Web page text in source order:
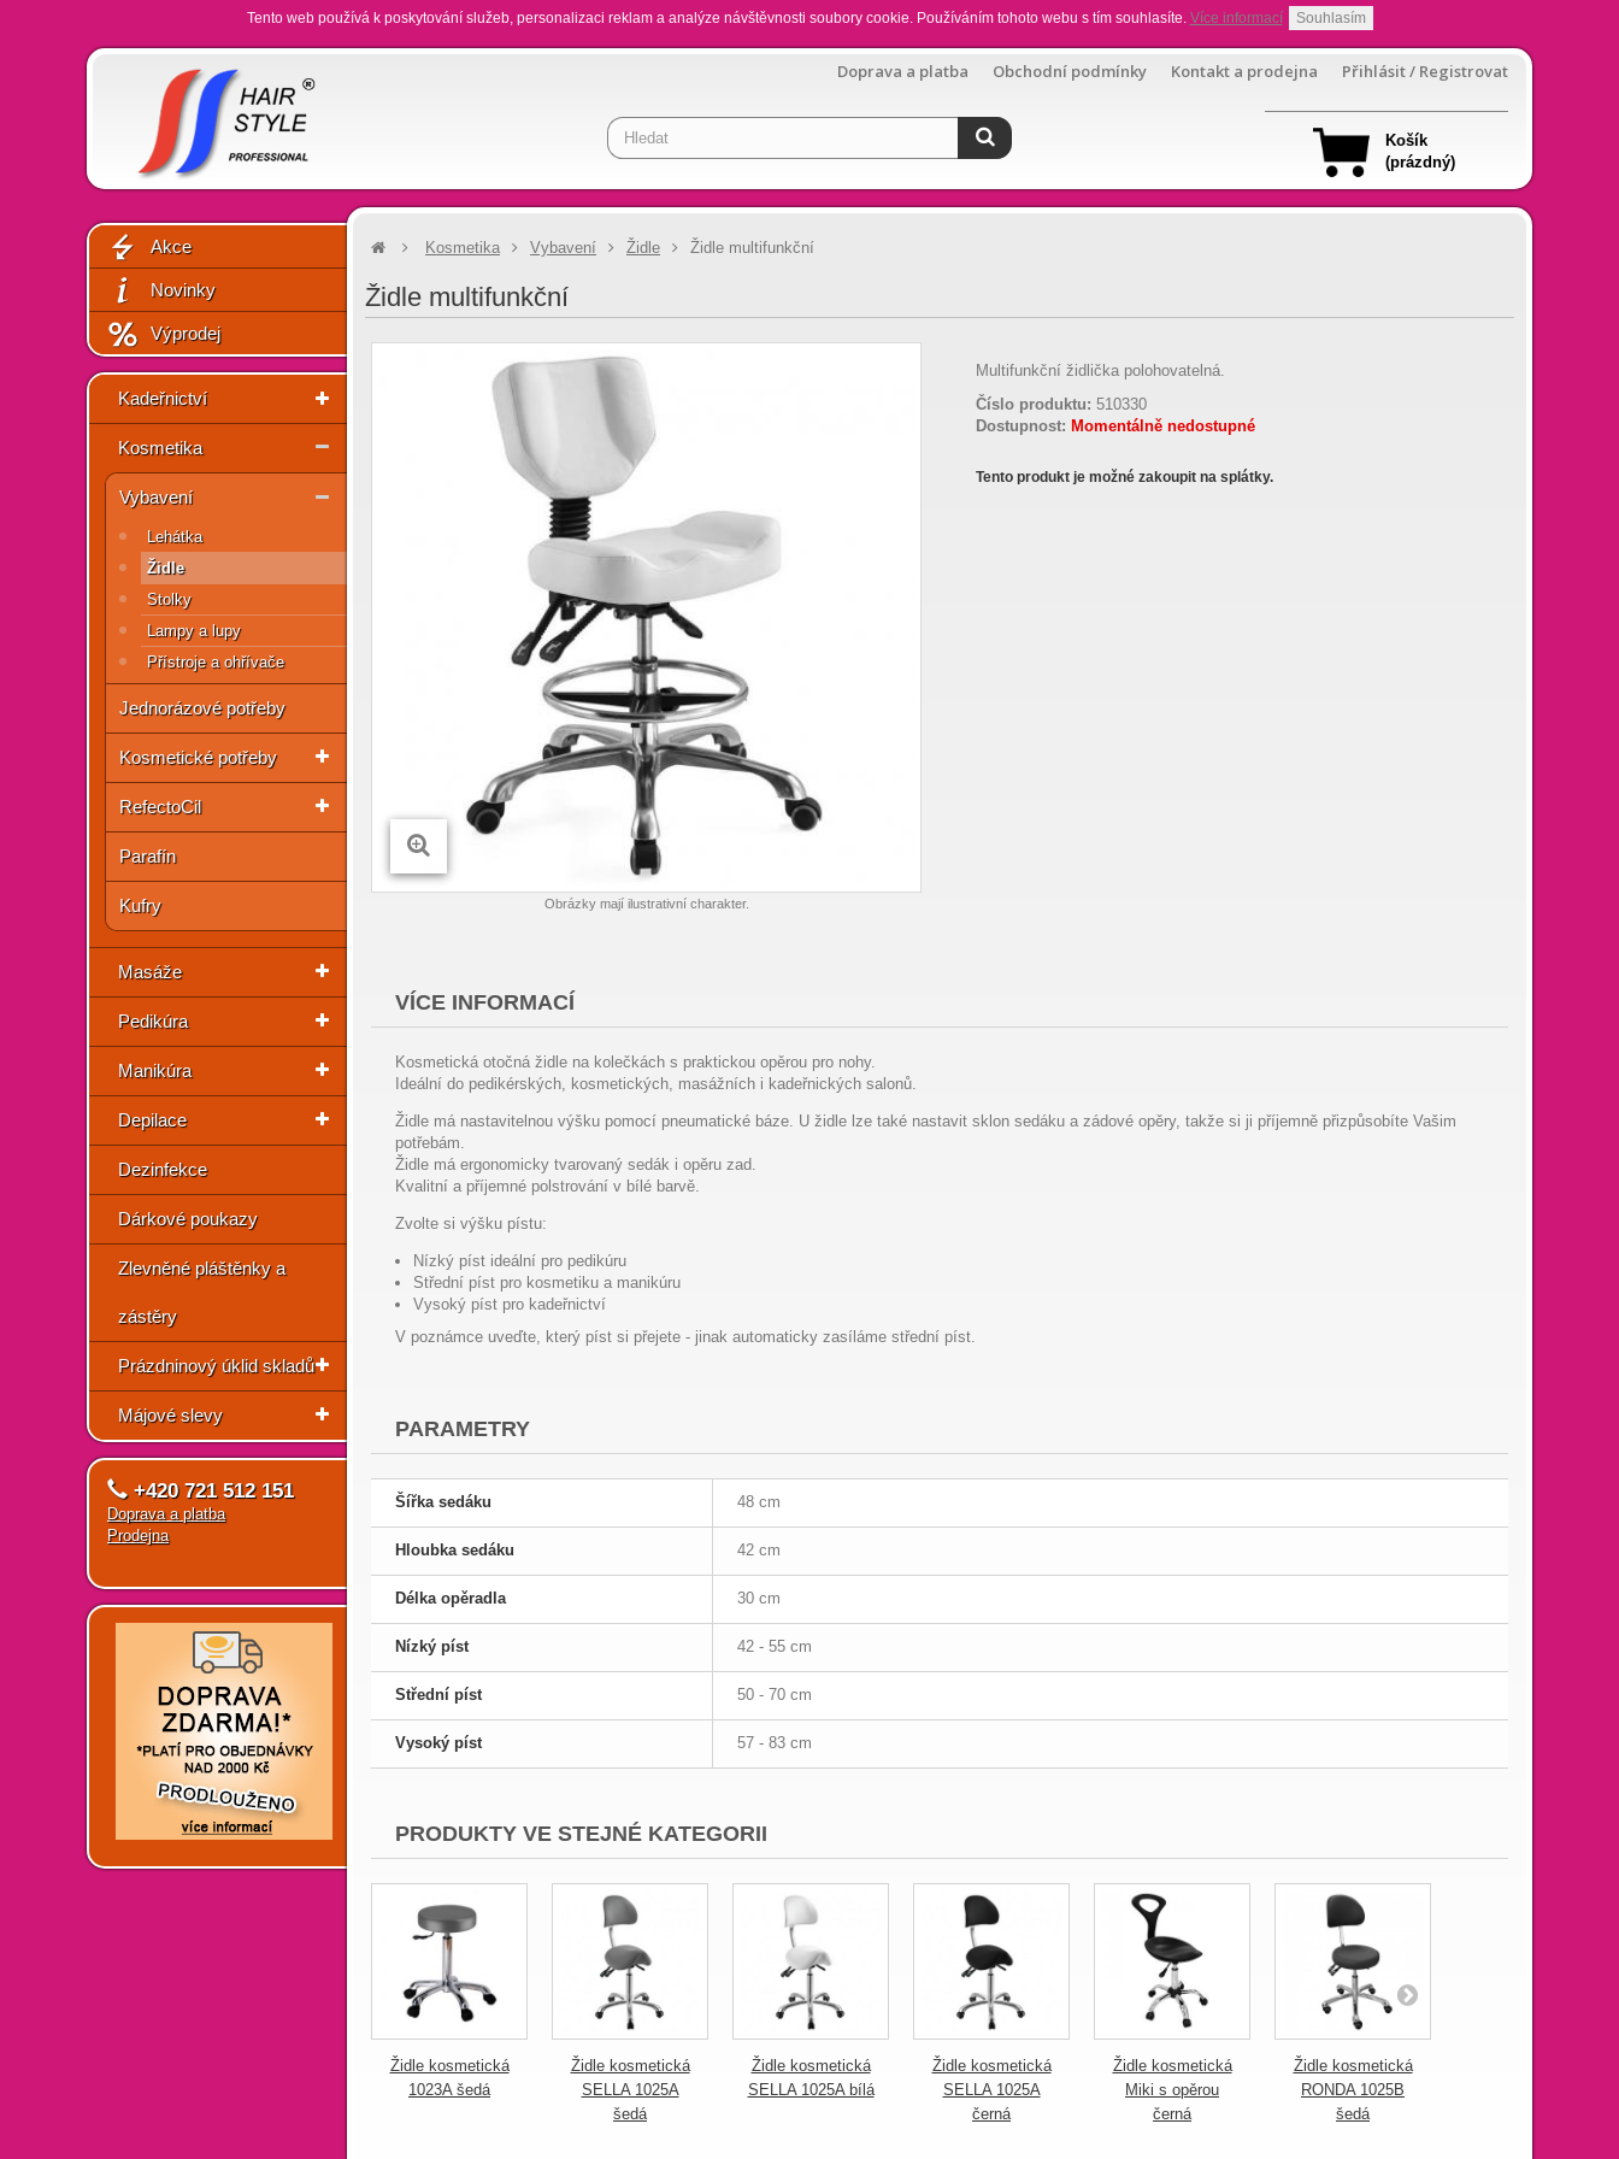
Tento web používá k poskytování služeb, personalizaci reklam a analýze návštěvnosti soubory cookie. Používáním tohoto webu s tím souhlasíte. Více informací Souhlasím
Doprava a platba Obchodní podmínky Kontakt a prodejna Přihlásit / Registrovat
Košík
(prázdný)
Akce
Novinky
Výprodej
Kadeřnictví
Kosmetika
Vybavení
Lehátka
Židle
Stolky
Lampy a lupy
Přístroje a ohřívače
Jednorázové potřeby
Kosmetické potřeby
RefectoCil
Parafín
Kufry
Masáže
Pedikúra
Manikúra
Depilace
Dezinfekce
Dárkové poukazy
Zlevněné pláštěnky a
zástěry
Prázdninový úklid skladů
Májové slevy
+420 721 512 151
Doprava a platba
Prodejna
Kosmetika Vybavení Židle Židle multifunkční
Židle multifunkční
Obrázky mají ilustrativní charakter.
Multifunkční židlička polohovatelná.
Číslo produktu: 510330
Dostupnost: Momentálně nedostupné
Tento produkt je možné zakoupit na splátky.
VÍCE INFORMACÍ
Kosmetická otočná židle na kolečkách s praktickou opěrou pro nohy.
Ideální do pedikérských, kosmetických, masážních i kadeřnických salonů.
Židle má nastavitelnou výšku pomocí pneumatické báze. U židle lze také nastavit sklon sedáku a zádové opěry, takže si ji příjemně přizpůsobíte Vašim
potřebám.
Židle má ergonomicky tvarovaný sedák i opěru zad.
Kvalitní a příjemné polstrování v bílé barvě.
Zvolte si výšku pístu:
Nízký píst ideální pro pedikúru
Střední píst pro kosmetiku a manikúru
Vysoký píst pro kadeřnictví
V poznámce uveďte, který píst si přejete - jinak automaticky zasíláme střední píst.
PARAMETRY
Šířka sedáku 48 cm
Hloubka sedáku 42 cm
Délka opěradla 30 cm
Nízký píst 42 - 55 cm
Střední píst 50 - 70 cm
Vysoký píst 57 - 83 cm
PRODUKTY VE STEJNÉ KATEGORII
Židle kosmetická
1023A šedá
Židle kosmetická
SELLA 1025A
šedá
Židle kosmetická
SELLA 1025A bílá
Židle kosmetická
SELLA 1025A
černá
Židle kosmetická
Miki s opěrou
černá
Židle kosmetická
RONDA 1025B
šedá